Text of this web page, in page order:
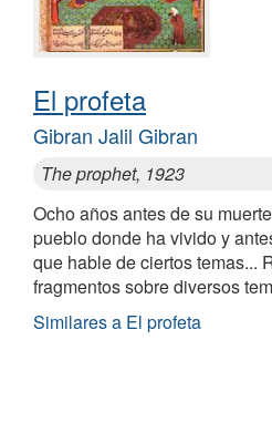
El profeta
Gibran Jalil Gibran
The prophet, 1923
Ocho años antes de su
pueblo donde ha vivido y
que hable de ciertos temas...
fragmentos sobre diversos
Similares a El profeta